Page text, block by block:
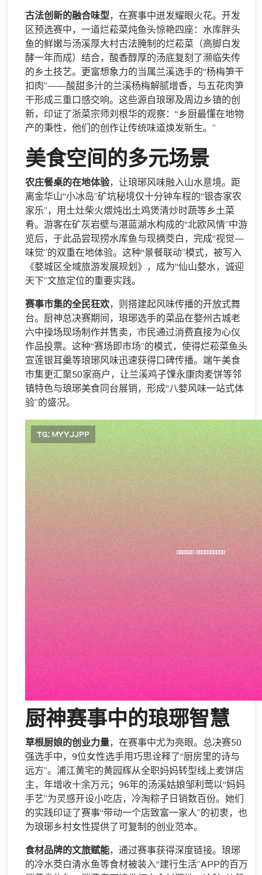
古法创新的融合味型，在赛事中迸发耀眼火花。开发
区预选赛中，一道烂菘菜炖鱼头惊艳四座：水库胖头
鱼的鲜嫩与汤溪厚大村古法腌制的烂菘菜（高脚白发
酵一年而成）结合，酸香醇厚的汤底复刻了濒临失传
的乡土技艺。更富想象力的当属兰溪选手的“杨梅笋干
扣肉”——酸甜多汁的兰溪杨梅解腻增香，与五花肉笋
干形成三重口感交响。这些源自琅琊及周边乡镇的创
新，印证了浙菜宗师刘根华的观察：“乡厨最懂在地物
产的秉性，他们的创作让传统味道焕发新生。”
美食空间的多元场景
农庄餐桌的在地体验，让琅琊风味融入山水意境。距
离金华山“小冰岛”矿坑秘境仅十分钟车程的“银杏家农
家乐”，用土灶柴火煨炖出土鸡煲清炒时蔬等乡土菜
肴。游客在矿灰岩壁与湛蓝湖水构成的“北欧风情”中游
览后，于此品尝现捞水库鱼与现摘茭白，完成“视觉—
味觉”的双重在地体验。这种“景餐联动”模式，被写入
《婺城区全域旅游发展规划》，成为“仙山婺水，诚迎
天下”文旅定位的重要实践。
赛事市集的全民狂欢，则搭建起风味传播的开放式舞
台。厨神总决赛期间，琅琊选手的菜品在婺州古城老
六中操场现场制作并售卖，市民通过消费直接为心仪
作品投票。这种“赛场即市场”的模式，使得烂菘菜鱼头
宣莲银耳羹等琅琊风味迅速获得口碑传播。端午美食
市集更汇聚50家商户，让兰溪鸡子馃永康肉麦饼等邻
镇特色与琅琊美食同台展销，形成“八婺风味一站式体
验”的盛况。
厨神赛事中的琅琊智慧
草根厨娘的创业力量，在赛事中尤为亮眼。总决赛50
强选手中，9位女性选手用巧思诠释了“厨房里的诗与
远方”。浦江黄宅的黄园辉从全职妈妈转型线上麦饼店
主，年增收十余万元；96年的汤溪姑娘邹利莺以“妈妈
手艺”为灵感开设小吃店，冷淘粽子日销数百份。她们
的实践印证了赛事“带动一个店致富一家人”的初衷，也
为琅琊乡村女性提供了可复制的创业范本。
食材品牌的文旅赋能，通过赛事获得深度链接。琅琊
的冷水茭白清水鱼等食材被装入“建行生活”APP的百万